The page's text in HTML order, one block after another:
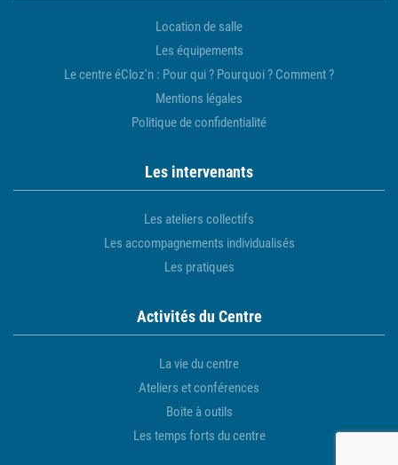
Location de salle
Les équipements
Le centre éCloz'n : Pour qui ? Pourquoi ? Comment ?
Mentions légales
Politique de confidentialité
Les intervenants
Les ateliers collectifs
Les accompagnements individualisés
Les pratiques
Activités du Centre
La vie du centre
Ateliers et conférences
Boite à outils
Les temps forts du centre